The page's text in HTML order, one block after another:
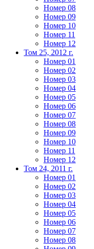
Номер 08
Номер 09
Номер 10
Номер 11
Номер 12
Том 25, 2012 г.
Номер 01
Номер 02
Номер 03
Номер 04
Номер 05
Номер 06
Номер 07
Номер 08
Номер 09
Номер 10
Номер 11
Номер 12
Том 24, 2011 г.
Номер 01
Номер 02
Номер 03
Номер 04
Номер 05
Номер 06
Номер 07
Номер 08